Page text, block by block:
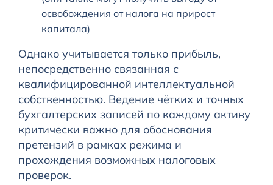
освобождения от налога на прирост
капитала)
Однако учитывается только прибыль,
непосредственно связанная с
квалифицированной интеллектуальной
собственностью. Ведение чётких и точных
бухгалтерских записей по каждому активу
критически важно для обоснования
претензий в рамках режима и
прохождения возможных налоговых
проверок.